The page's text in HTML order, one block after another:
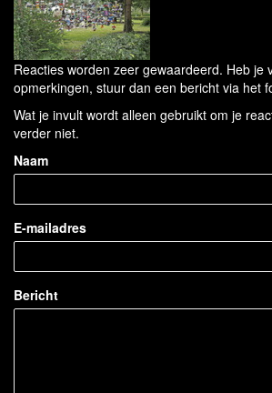
Reacties worden zeer gewaardeerd. Heb je
opmerkingen, stuur dan een bericht via het
Wat je invult wordt alleen gebruikt om je
verder niet.
Naam
E-mailadres
Bericht